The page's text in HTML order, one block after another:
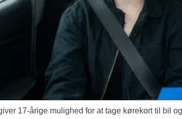
17-årige mulighed for at tage kørekort til bil